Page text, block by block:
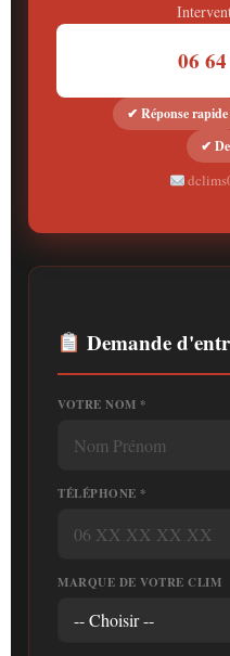
06
✔ Réponse rapide
✔
Demande
VOTRE NOM *
TÉLÉPHONE *
MARQUE DE VOTRE CLIM